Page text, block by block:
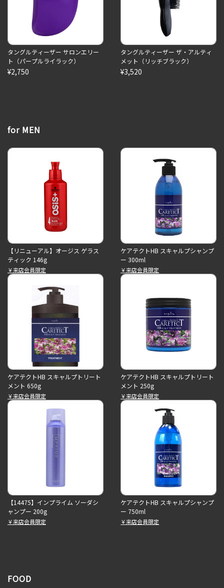
タングルティーザー サロンエリー
ト（パープルライラック）
¥2,750
タングルティーザー ザ・アルティ
メット（リッチブラック）
¥3,520
for MEN
【リニューアル】オージス ゲラス
ティック 146g
￥来店会員限定
ケアテクトHB スキャルプシャンプ
ー 300ml
￥来店会員限定
ケアテクトHB スキャルプトリート
メント 650g
￥来店会員限定
ケアテクトHB スキャルプトリート
メント 250g
￥来店会員限定
【14475】インプライム ソーダシ
ャンプー 200g
￥来店会員限定
ケアテクトHB スキャルプシャンプ
ー 750ml
￥来店会員限定
FOOD